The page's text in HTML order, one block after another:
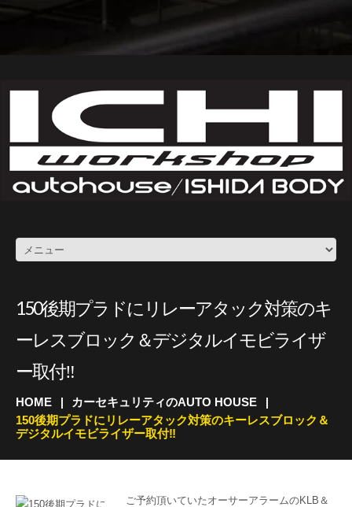
150後期プラドにリレーアタック対策のキ
ーレスブロック＆デジタルイモビライザ
ー取付‼
HOME
カーセキュリティのAUTO HOUSE
150後期プラドにリレーアタック対策のキーレスブロック＆
デジタルイモビライザー取付‼
ご予約頂いていたオーサーアラームのKLB＆